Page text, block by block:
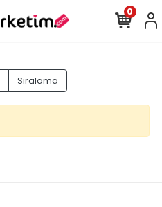
0
Sıralama